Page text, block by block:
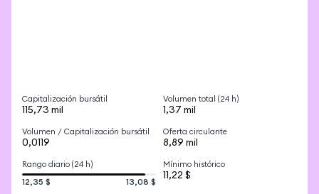
Capitalización bursátil
115,73 mil
Volumen total (24 h)
1,37 mil
Volumen / Capitalización bursátil
0,0119
Oferta circulante
8,89 mil
Rango diario (24 h)
12,35 $ 13,08 $
Mínimo histórico
11,22 $